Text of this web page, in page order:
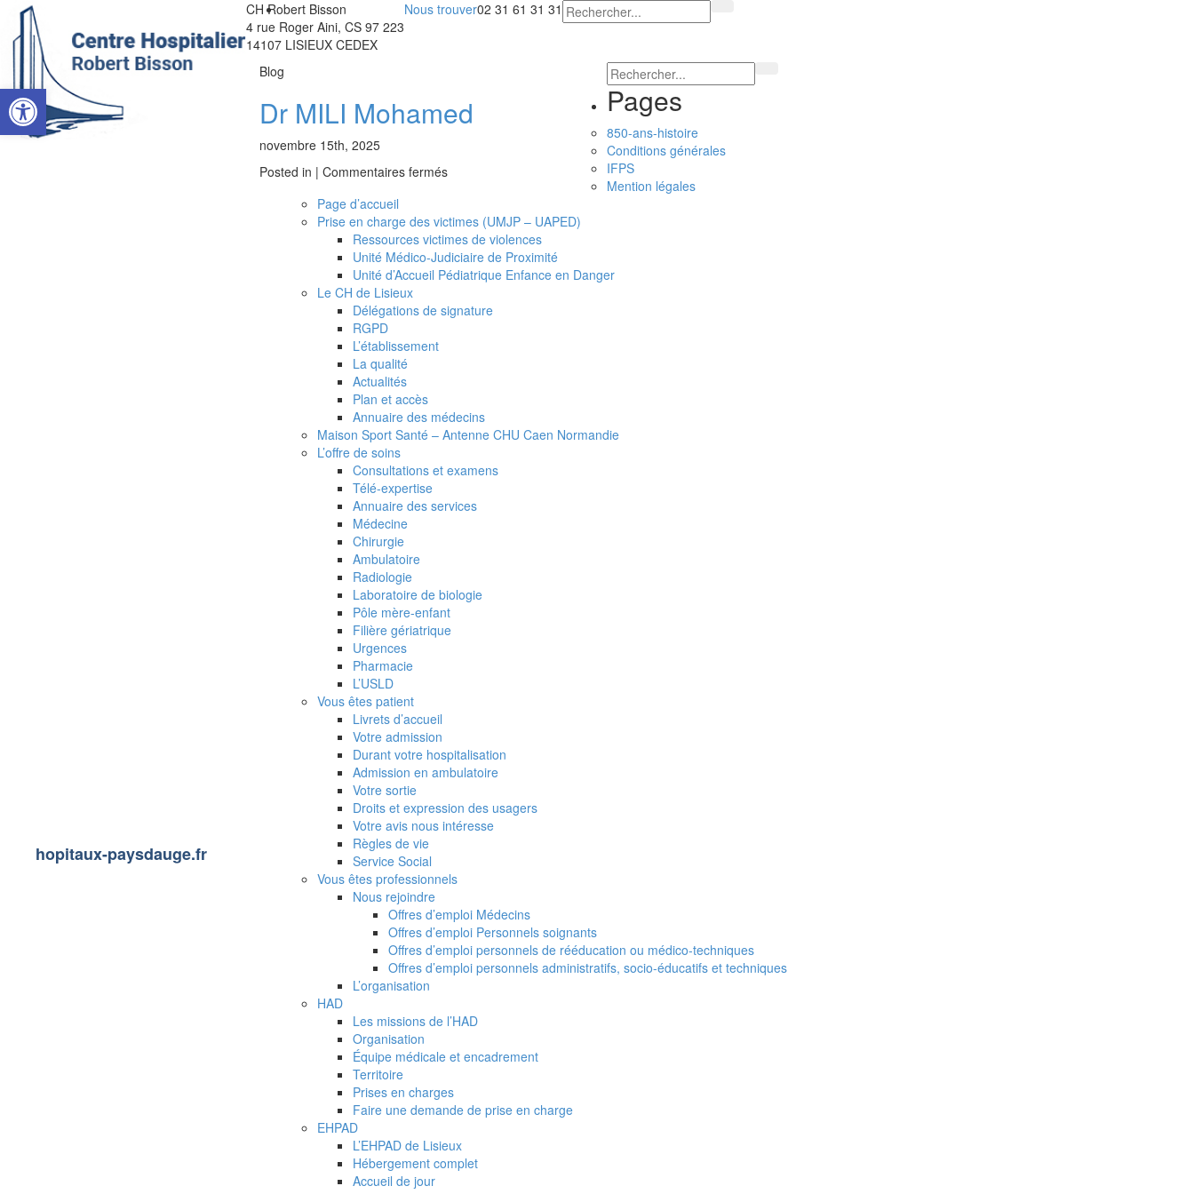
Ouvrir la barre d’outils
hopitaux-paysdauge.fr
CH Robert Bisson
4 rue Roger Aini, CS 97 223
14107 LISIEUX CEDEX
Nous trouver02 31 61 31 31
Blog
Dr MILI Mohamed
novembre 15th, 2025
Posted in | Commentaires ferméssur
Mohamed
Pages
850-ans-histoire
Conditions générales
IFPS
Mention légales
Page d’accueil
Prise en charge des victimes (UMJP – UAPED)
Ressources victimes de violences
Unité Médico-Judiciaire de Proximité
Unité d’Accueil Pédiatrique Enfance en Danger
Le CH de Lisieux
Délégations de signature
RGPD
L’établissement
La qualité
Actualités
Plan et accès
Annuaire des médecins
Maison Sport Santé – Antenne CHU Caen Normandie
L’offre de soins
Consultations et examens
Télé-expertise
Annuaire des services
Médecine
Chirurgie
Ambulatoire
Radiologie
Laboratoire de biologie
Pôle mère-enfant
Filière gériatrique
Urgences
Pharmacie
L’USLD
Vous êtes patient
Livrets d’accueil
Votre admission
Durant votre hospitalisation
Admission en ambulatoire
Votre sortie
Droits et expression des usagers
Votre avis nous intéresse
Règles de vie
Service Social
Vous êtes professionnels
Nous rejoindre
Offres d’emploi Médecins
Offres d’emploi Personnels soignants
Offres d’emploi personnels de rééducation ou médico-techniques
Offres d’emploi personnels administratifs, socio-éducatifs et techniques
L’organisation
HAD
Les missions de l’HAD
Organisation
Équipe médicale et encadrement
Territoire
Prises en charges
Faire une demande de prise en charge
EHPAD
L’EHPAD de Lisieux
Hébergement complet
Accueil de jour